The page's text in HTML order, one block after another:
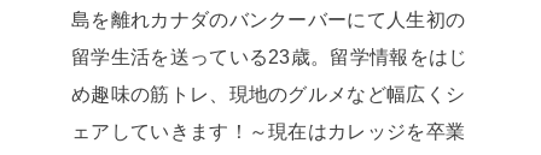
島を離れカナダのバンクーバーにて人生初の
留学生活を送っている23歳。留学情報をはじ
め趣味の筋トレ、現地のグルメなど幅広くシ
ェアしていきます！～現在はカレッジを卒業